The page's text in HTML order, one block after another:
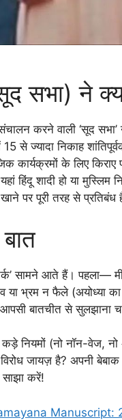
सभा) ने
करने वाली ‘सूद
से ज्यादा निकाह
कार्यक्रमों के लिए किराए
हिंदू शादी हो या
पर पूरी तरह से प्रतिबंध
सामने आते हैं। पहला—
या भ्रम न फैले
बातचीत से सुलझाना
नियमों (नो नॉन-वेज,
जायज़ है? अपनी
करें!
Manuscript: